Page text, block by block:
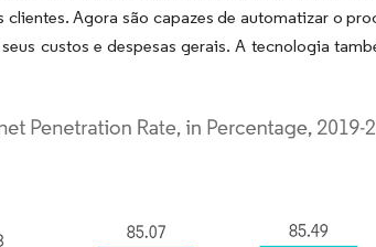
Agora são capazes de automatizar o
custos e despesas gerais. A tecnologia